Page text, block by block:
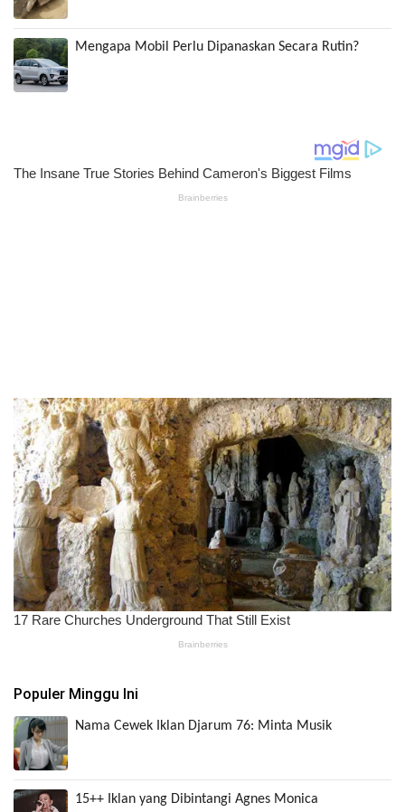
Mengapa Mobil Perlu Dipanaskan Secara Rutin?
Populer Minggu Ini
Nama Cewek Iklan Djarum 76: Minta Musik
15++ Iklan yang Dibintangi Agnes Monica